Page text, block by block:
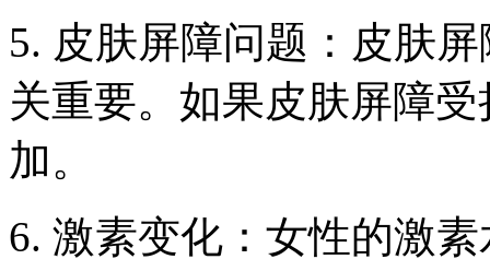
5. 皮肤屏障问题：皮肤
关重要。如果皮肤屏障
加。
6. 激素变化：女性的激